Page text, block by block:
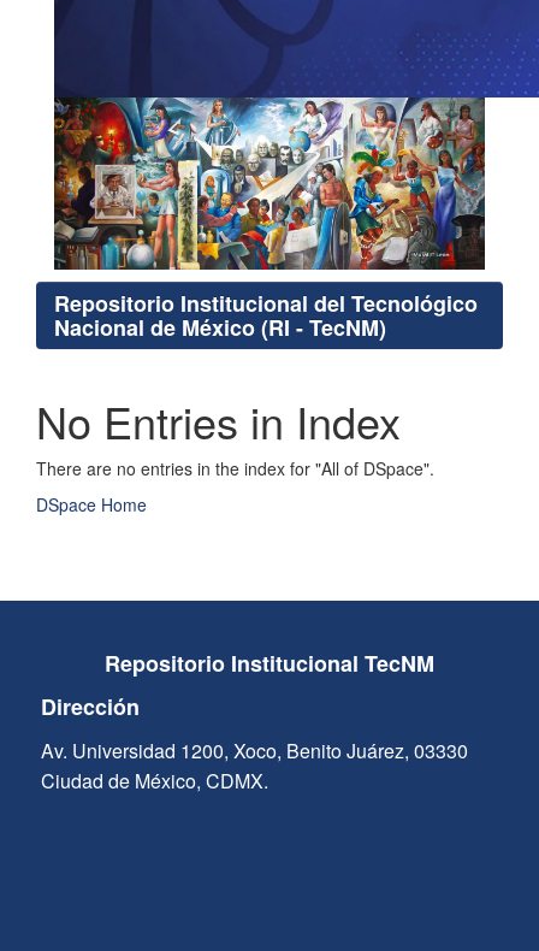
Repositorio Institucional del Tecnológico
Nacional de México (RI - TecNM)
No Entries in Index
There are no entries in the index for "All of DSpace".
DSpace Home
Repositorio Institucional TecNM
Dirección
Av. Universidad 1200, Xoco, Benito Juárez, 03330
Ciudad de México, CDMX.